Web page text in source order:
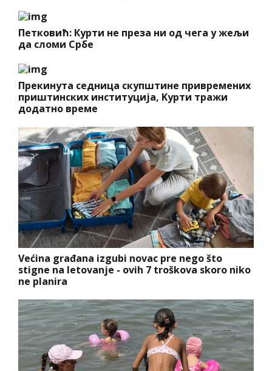
Петковић: Курти не преза ни од чега у жељи
да сломи Србе
Прекинута седница скупштине привремених
приштинских институција, Kурти тражи
додатно време
Većina građana izgubi novac pre nego što
stigne na letovanje - ovih 7 troškova skoro niko
ne planira